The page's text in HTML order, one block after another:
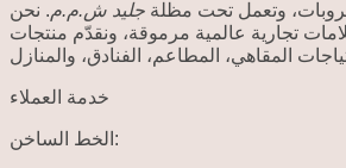
وتعمل تحت مظلة جليد ش.م.م. نحن
تجارية عالمية مرموقة، ونقدّم منتجات
خدمة العملاء
الخط الساخن: